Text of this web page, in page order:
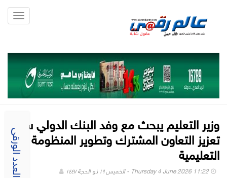
العدد الورقى
وزير التعليم يبحث مع وفد البنك الدولي سبل
تعزيز التعاون المشترك وتطوير المنظومة
التعليمية
Thursday 4 June 2026 11:22 - الخميس ١٩ ذو الحجة ١٤٤٧